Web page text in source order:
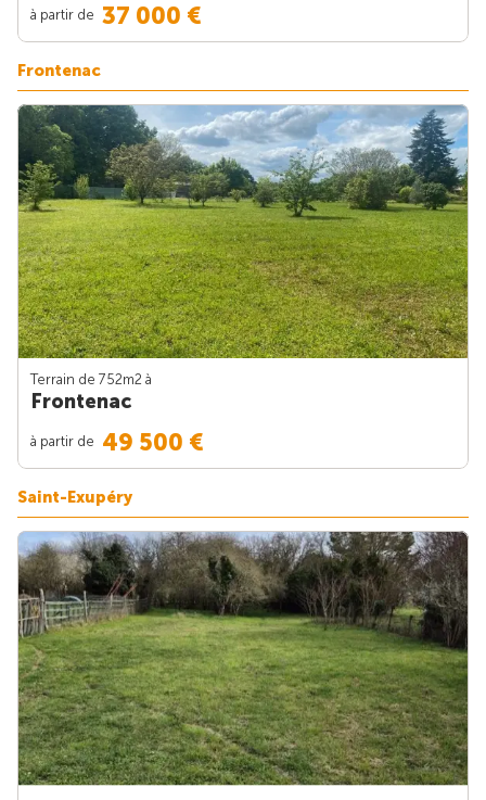
à partir de 37 000 €
Frontenac
Terrain de 752m2 à
Frontenac
à partir de 49 500 €
Saint-Exupéry